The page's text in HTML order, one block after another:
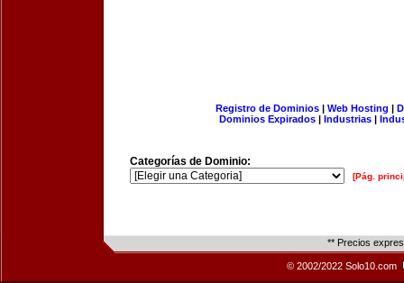
Registro de Dominios| Web Hosting |
Dominios Expirados | Industrias |
Categorías de Dominio:
[Pág.
** Precios
© 2002/2022 Solo10.com